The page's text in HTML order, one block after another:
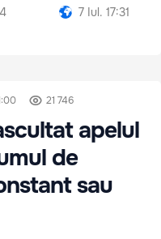
7 Iul. 17:31
21 746
apelul
de
sau